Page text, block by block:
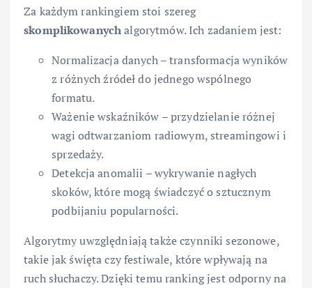
Za każdym rankingiem stoi szereg
skomplikowanychalgorytmów. Ich zadaniem jest:
Normalizacja danych – transformacja wyników
z różnych źródeł do jednego wspólnego
formatu.
Ważenie wskaźników – przydzielanie różnej
wagi odtwarzaniom radiowym, streamingowi i
sprzedaży.
Detekcja anomalii – wykrywanie nagłych
skoków, które mogą świadczyć o sztucznym
podbijaniu popularności.
Algorytmy uwzględniają także czynniki sezonowe,
takie jak święta czy festiwale, które wpływają na
ruch słuchaczy. Dzięki temu ranking jest odporny na